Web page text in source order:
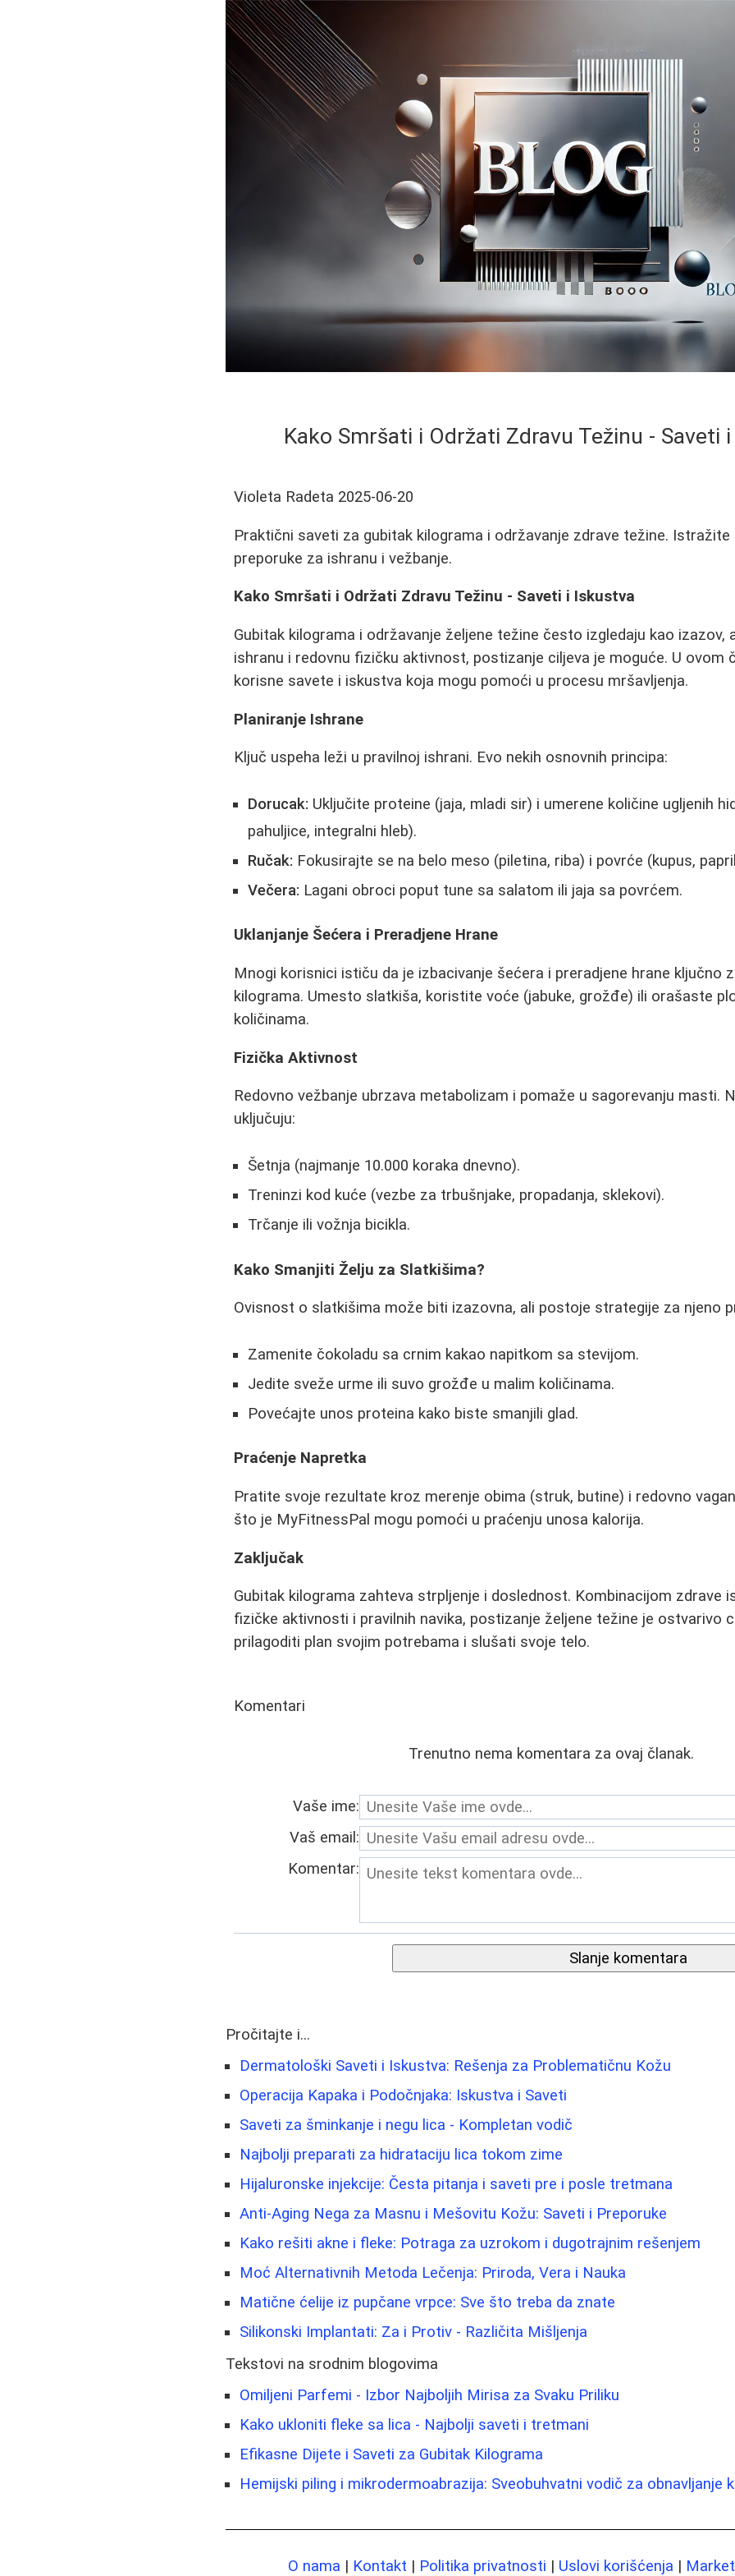
Kako Smršati i Održati Zdravu Težinu - Saveti
Violeta Radeta 2025-06-20
Praktični saveti za gubitak kilograma i održavanje zdrave težine.
preporuke za ishranu i vežbanje.
Kako Smršati i Održati Zdravu Težinu - Saveti i Iskustva
Gubitak kilograma i održavanje željene težine često izgledaju kao izazov,
ishranu i redovnu fizičku aktivnost, postizanje ciljeva je moguće. U ovom
korisne savete i iskustva koja mogu pomoći u procesu mršavljenja.
Planiranje Ishrane
Ključ uspeha leži u pravilnoj ishrani. Evo nekih osnovnih principa:
Dorucak: Uključite proteine (jaja, mladi sir) i umerene količine ugljenih
pahuljice, integralni hleb).
Ručak: Fokusirajte se na belo meso (piletina, riba) i povrće (kupus,
Večera: Lagani obroci poput tune sa salatom ili jaja sa povrćem.
Uklanjanje Šećera i Preradjene Hrane
Mnogi korisnici ističu da je izbacivanje šećera i preradjene hrane ključno
kilograma. Umesto slatkiša, koristite voće (jabuke, grožđe) ili orašaste
količinama.
Fizička Aktivnost
Redovno vežbanje ubrzava metabolizam i pomaže u sagorevanju masti.
uključuju:
Šetnja (najmanje 10.000 koraka dnevno).
Treninzi kod kuće (vezbe za trbušnjake, propadanja, sklekovi).
Trčanje ili vožnja bicikla.
Kako Smanjiti Želju za Slatkišima?
Ovisnost o slatkišima može biti izazovna, ali postoje strategije za njeno
Zamenite čokoladu sa crnim kakao napitkom sa stevijom.
Jedite sveže urme ili suvo grožđe u malim količinama.
Povećajte unos proteina kako biste smanjili glad.
Praćenje Napretka
Pratite svoje rezultate kroz merenje obima (struk, butine) i redovno
što je MyFitnessPal mogu pomoći u praćenju unosa kalorija.
Zaključak
Gubitak kilograma zahteva strpljenje i doslednost. Kombinacijom zdrave
fizičke aktivnosti i pravilnih navika, postizanje željene težine je ostvarivo
prilagoditi plan svojim potrebama i slušati svoje telo.
Komentari
Trenutno nema komentara za ovaj članak.
Vaše ime:
Vaš email:
Komentar:
Slanje komentara
Pročitajte i...
Dermatološki Saveti i Iskustva: Rešenja za Problematičnu Kožu
Operacija Kapaka i Podočnjaka: Iskustva i Saveti
Saveti za šminkanje i negu lica - Kompletan vodič
Najbolji preparati za hidrataciju lica tokom zime
Hijaluronske injekcije: Česta pitanja i saveti pre i posle tretmana
Anti-Aging Nega za Masnu i Mešovitu Kožu: Saveti i Preporuke
Kako rešiti akne i fleke: Potraga za uzrokom i dugotrajnim rešenjem
Moć Alternativnih Metoda Lečenja: Priroda, Vera i Nauka
Matične ćelije iz pupčane vrpce: Sve što treba da znate
Silikonski Implantati: Za i Protiv - Različita Mišljenja
Tekstovi na srodnim blogovima
Omiljeni Parfemi - Izbor Najboljih Mirisa za Svaku Priliku
Kako ukloniti fleke sa lica - Najbolji saveti i tretmani
Efikasne Dijete i Saveti za Gubitak Kilograma
Hemijski piling i mikrodermoabrazija: Sveobuhvatni vodič za obnavljanje
O nama | Kontakt | Politika privatnosti | Uslovi korišćenja |